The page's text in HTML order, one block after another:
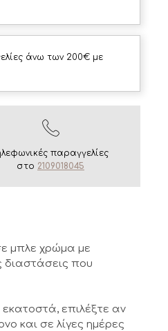
άνω των 200€ με
παραγγελίες
στο 2109018045
μπλε χρώμα με
διαστάσεις που
επιλέξτε αν
και σε λίγες ημέρες